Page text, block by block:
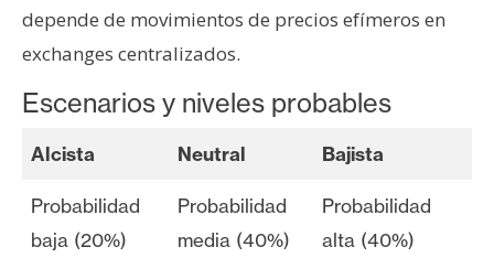
depende de movimientos de precios efímeros en
exchanges centralizados.
Escenarios y niveles probables
Alcista Neutral Bajista
Probabilidad
baja (20%)
Probabilidad
media (40%)
Probabilidad
alta (40%)